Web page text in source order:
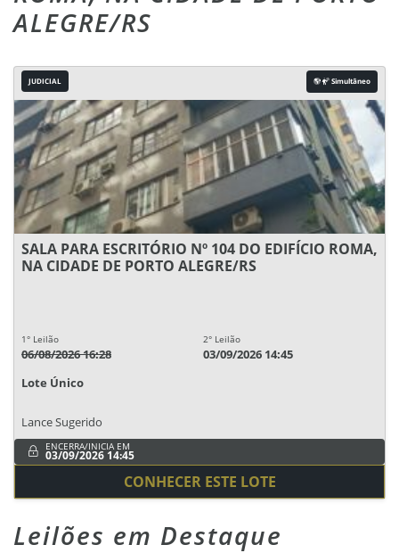
ALEGRE/RS
JUDICIAL Simultâneo
SALA PARA ESCRITÓRIO Nº 104 DO EDIFÍCIO ROMA,
NA CIDADE DE PORTO ALEGRE/RS
1° Leilão
06/08/2026 16:28
2° Leilão
03/09/2026 14:45
Lote Único
Lance Sugerido
ENCERRA/INICIA EM
03/09/2026 14:45
CONHECER ESTE LOTE
Leilões em Destaque